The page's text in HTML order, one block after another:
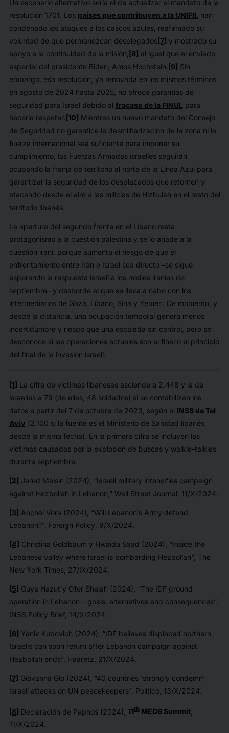
Un escenario alternativo sería el de actualizar el mandato de la
resolución 1701. Los países que contribuyen a la UNIFIL han
condenado los ataques a los cascos azules, reafirmado su
voluntad de que permanezcan desplegados[7] y mostrado su
apoyo a la continuidad de la misión, [8] al igual que el enviado
especial del presidente Biden, Amos Hochstein. [9] Sin
embargo, esa resolución, ya renovada en los mismos términos
en agosto de 2024 hasta 2025, no ofrece garantías de
seguridad para Israel debido al fracaso de la FINUL para
hacerla respetar. [10] Mientras un nuevo mandato del Consejo
de Seguridad no garantice la desmilitarización de la zona ni la
fuerza internacional sea suficiente para imponer su
cumplimiento, las Fuerzas Armadas israelíes seguirán
ocupando la franja de territorio al norte de la Línea Azul para
garantizar la seguridad de los desplazados que retornen y
atacando desde el aire a las milicias de Hizbulah en el resto del
territorio libanés.
La apertura del segundo frente en el Líbano resta
protagonismo a la cuestión palestina y se lo añade a la
cuestión iraní, porque aumenta el riesgo de que el
enfrentamiento entre Irán e Israel sea directo –se sigue
esperando la respuesta israelí a los misiles iraníes de
septiembre– y desborde el que se lleva a cabo con los
intermediarios de Gaza, Líbano, Siria y Yemen. De momento, y
desde la distancia, una ocupación temporal genera menos
incertidumbre y riesgo que una escalada sin control, pero se
desconoce si las operaciones actuales son el final o el principio
del final de la invasión israelí.
[1] La cifra de víctimas libanesas asciende a 2.448 y la de
israelíes a 79 (de ellas, 48 soldados) si se contabilizan los
datos a partir del 7 de octubre de 2023, según el INSS de Tel
Aviv (2.100 si la fuente es el Ministerio de Sanidad libanés
desde la misma fecha). En la primera cifra se incluyen las
víctimas causadas por la explosión de buscas y walkie-talkies
durante septiembre.
[2] Jared Malsin (2024), “Israeli military intensifies campaign
against Hezbollah in Lebanon,” Wall Street Journal , 11/X/2024.
[3] Anchal Vora (2024), “Will Lebanon’s Army defend
Lebanon?”, Foreign Policy , 9/X/2024.
[4] Christina Goldbaum y Hwaida Saad (2024), “Inside the
Lebanese valley where Israel is bombarding Hezbollah”, The
New York Times, 27/IX/2024.
[5] Guya Hazut y Ofer Shalah (2024), “The IDF ground
operation in Lebanon – goals, alternatives and consequences”,
INSS Policy Brief, 14/X/2024.
[6] Yaniv Kubovich (2024), “IDF believes displaced northern
Israelis can soon return after Lebanon campaign against
Hezbollah ends”, Haaretz , 21/X/2024.
[7] Giovanna Gio (2024), “40 countries ‘strongly condemn’
Israeli attacks on UN peacekeepers”, Político, 13/X/2024.
[8] Declaración de Paphos (2024), 11thMED9 Summit,
11/X/2024.